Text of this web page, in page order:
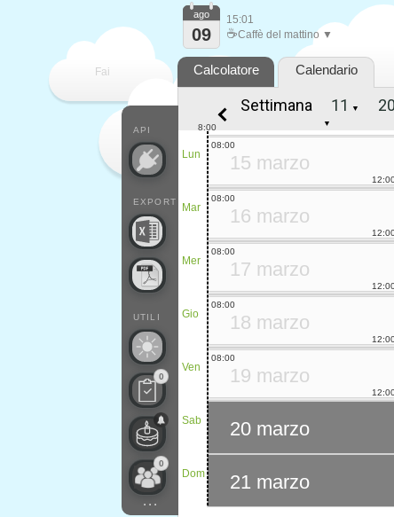
Fai
contare
API
EXPORT
UTILI
0
0
...
ago
09
15:01
☕Caffè del mattino ▼
Calcolatore Calendario
Settimana
▼
▼
Lun
Mar
Mer
Gio
Ven
Sab
Dom
8:00
15 marzo
08:00
16 marzo
08:00
17 marzo
08:00
18 marzo
08:00
19 marzo
08:00
20 marzo
21 marzo